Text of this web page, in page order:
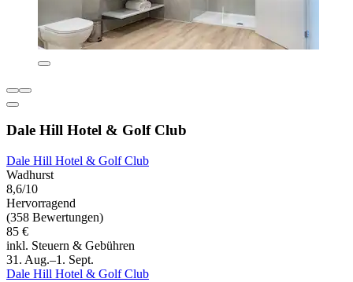
Dale Hill Hotel & Golf Club
Dale Hill Hotel & Golf Club
Wadhurst
8,6/10
Hervorragend
(358 Bewertungen)
85 €
inkl. Steuern & Gebühren
31. Aug.–1. Sept.
Dale Hill Hotel & Golf Club